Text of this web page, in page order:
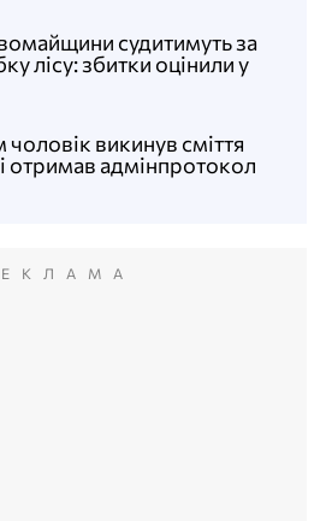
викинув сміття
отримав адмінпротокол
судитимуть за
лісу: збитки оцінили у